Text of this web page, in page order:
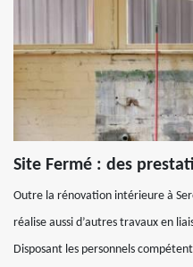
Site Fermé : des
Outre la rénovation intérieure à
réalise aussi d’autres travaux en
Disposant les personnels